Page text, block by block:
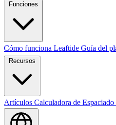
Funciones
Cómo funciona Leaftide Guía del
Recursos
Artículos Calculadora de Espaciado